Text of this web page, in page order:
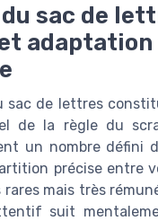
sac de
adaptation
sac de lettres
de la règle du
un nombre défini
précise entre
rares mais très
suit